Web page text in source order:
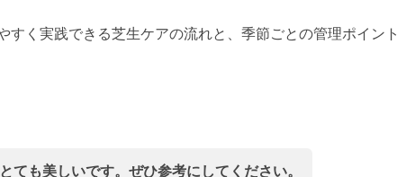
すく実践できる芝生ケアの流れと、季節ごとの管理ポイント
ても美しいです。ぜひ参考にしてください。